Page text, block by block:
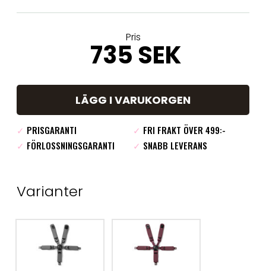
Pris
735 SEK
LÄGG I VARUKORGEN
✓ PRISGARANTI ✓ FRI FRAKT ÖVER 499:-
✓ FÖRLOSSNINGSGARANTI ✓ SNABB LEVERANS
Varianter